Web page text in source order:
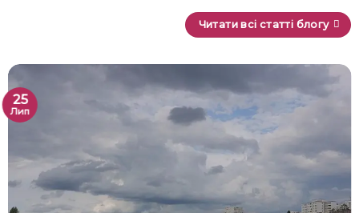
Читати всі статті блогу
25
Лип